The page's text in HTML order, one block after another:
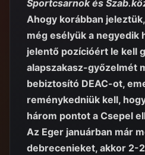
Sportcsarnok és
Ahogy korábban
még esélyük a negyedik
jelentő pozícióért le kell
alapszakasz-győzelmét
bebiztosító DEAC-ot,
reménykedniük kell,
három pontot a Csepel
Az Eger januárban már
debrecenieket, akkor 2-